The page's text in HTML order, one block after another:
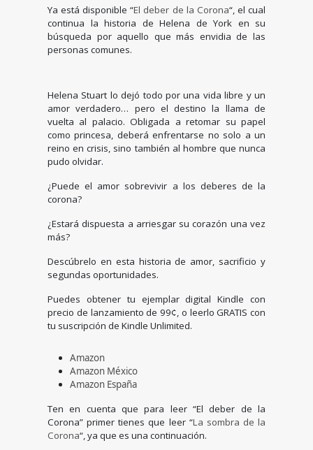
Ya está disponible “El deber de la Corona“, el cual
continua la historia de Helena de York en su
búsqueda por aquello que más envidia de las
personas comunes.
Helena Stuart lo dejó todo por una vida libre y un
amor verdadero… pero el destino la llama de
vuelta al palacio. Obligada a retomar su papel
como princesa, deberá enfrentarse no solo a un
reino en crisis, sino también al hombre que nunca
pudo olvidar.
¿Puede el amor sobrevivir a los deberes de la
corona?
¿Estará dispuesta a arriesgar su corazón una vez
más?
Descúbrelo en esta historia de amor, sacrificio y
segundas oportunidades.
Puedes obtener tu ejemplar digital Kindle con
precio de lanzamiento de 99¢, o leerlo GRATIS con
tu suscripción de Kindle Unlimited.
Amazon
Amazon México
Amazon España
Ten en cuenta que para leer “El deber de la
Corona” primer tienes que leer “La sombra de la
Corona“, ya que es una continuación.